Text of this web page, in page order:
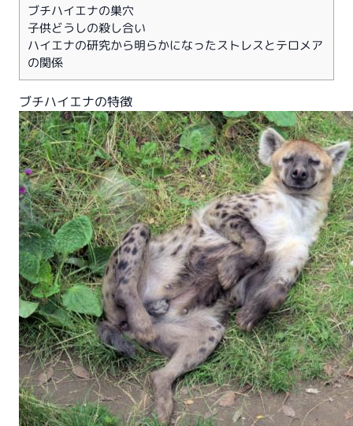
ブチハイエナの巣穴
子供どうしの殺し合い
ハイエナの研究から明らかになったストレスとテロメア
の関係
ブチハイエナの特徴